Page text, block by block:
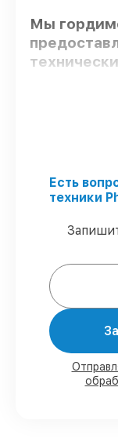
Мы
сервис
Мы
80%
90%
Есть
техники